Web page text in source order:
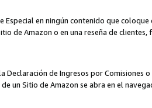
Especial en ningún contenido que
de Amazon o en una reseña de
Declaración de Ingresos por
un Sitio de Amazon se abra en el